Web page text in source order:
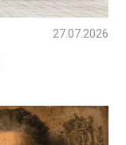
27.07.2026